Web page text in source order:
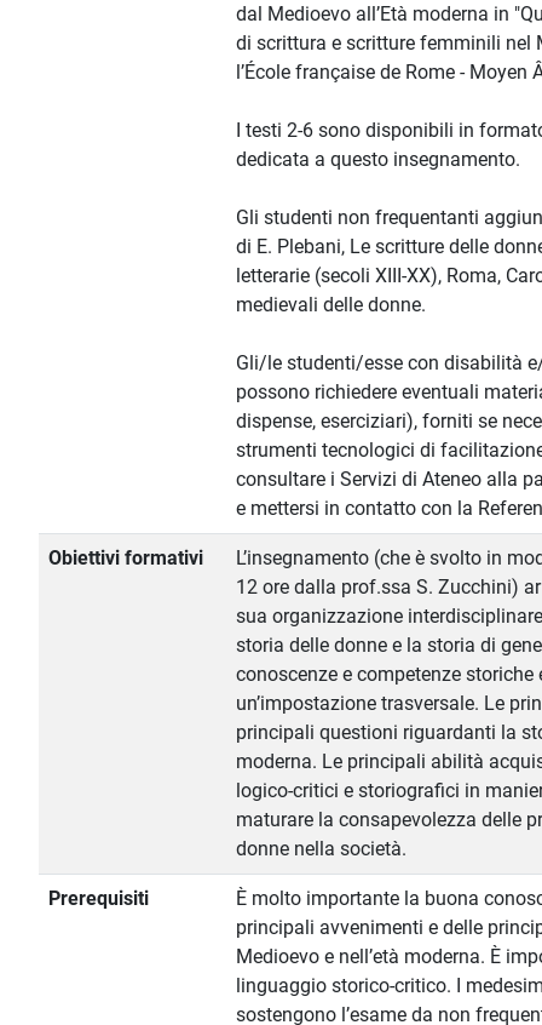
dal Medioevo all’Età moderna in
di scrittura e scritture femminili nel
l’École française de Rome -
I testi 2-6 sono disponibili in
dedicata a questo insegnamento.
Gli studenti non frequentanti
di E. Plebani, Le scritture delle
letterarie (secoli XIII-XX), Roma,
medievali delle donne.
Gli/le studenti/esse con disabilità
possono richiedere eventuali
dispense, eserciziari), forniti se
strumenti tecnologici di
consultare i Servizi di Ateneo alla
e mettersi in contatto con la
Obiettivi formativi
L’insegnamento (che è svolto in
12 ore dalla prof.ssa S. Zucchini)
sua organizzazione
storia delle donne e la storia di
conoscenze e competenze
un’impostazione trasversale. Le
principali questioni riguardanti la
moderna. Le principali abilità
logico-critici e storiografici in
maturare la consapevolezza delle
donne nella società.
Prerequisiti
È molto importante la buona
principali avvenimenti e delle
Medioevo e nell’età moderna. È
linguaggio storico-critico. I
sostengono l’esame da non